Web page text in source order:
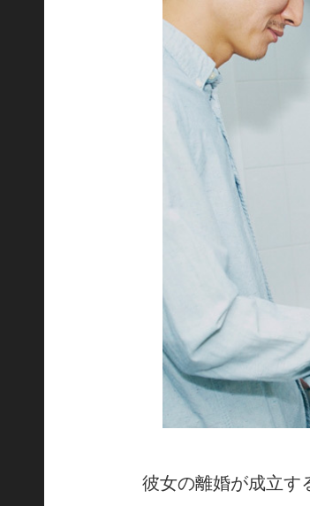
彼女の離婚が成立す